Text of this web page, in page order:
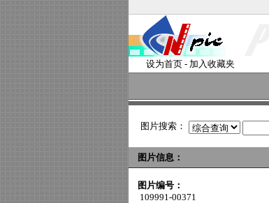
设为首页 - 加入收藏夹
图片搜索：
图片信息：
图片编号：
109991-00371